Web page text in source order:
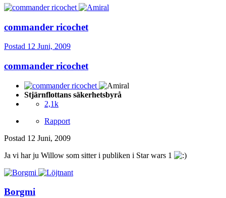
commander ricochet
Postad 12 Juni, 2009
commander ricochet
Stjärnflottans säkerhetsbyrå
2,1k
Rapport
Postad 12 Juni, 2009
Ja vi har ju Willow som sitter i publiken i Star wars 1
Borgmi